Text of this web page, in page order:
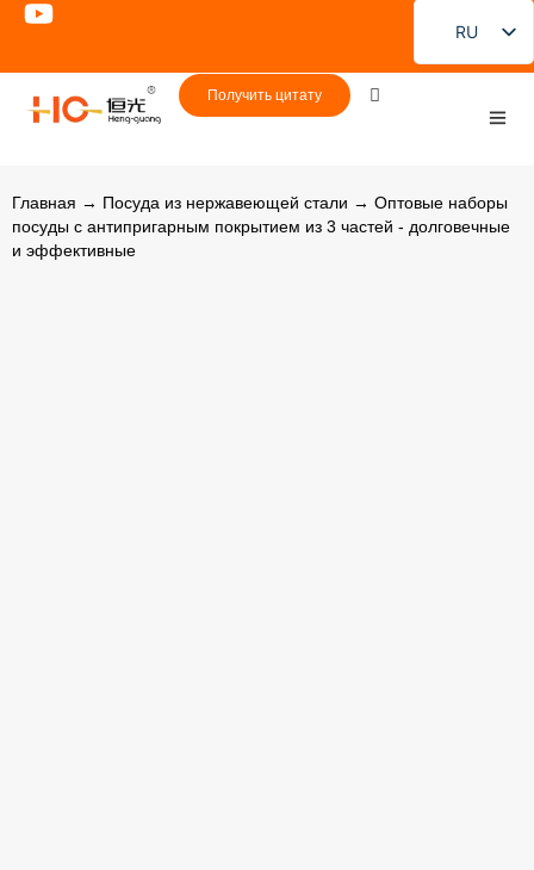
RU
EN
ES
Получить цитату
Главная → Посуда из нержавеющей стали → Оптовые наборы
посуды с антипригарным покрытием из 3 частей - долговечные
и эффективные